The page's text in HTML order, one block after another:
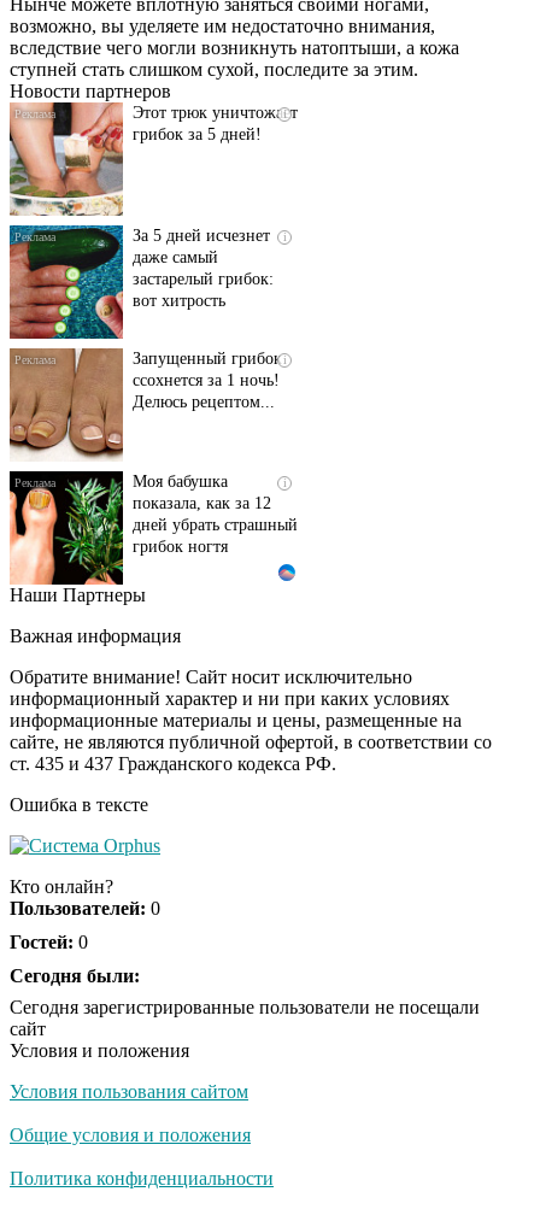
возможно, вы уделяете им недостаточно внимания,
вследствие чего могли возникнуть натоптыши, а кожа
ступней стать слишком сухой, последите за этим.
Новости партнеров
запущенный грибок
исчезнет с корнем,
если перед сном…
i
Этот трюк уничтожает
грибок за 5 дней!
i
За 5 дней исчезнет
даже самый
застарелый грибок:
вот хитрость
i
Запущенный грибок
ссохнется за 1 ночь!
Делюсь рецептом...
i
Моя бабушка
показала, как за 12
дней убрать страшный
грибок ногтя
Этот танец невесты
Пересмотрела 10 раз
i
Ролик длится пару
секунд, но вы будете в
шоке от увиденного
Ролик из Омска: вы
Ржу не переставая, это
не раз
Скрытая камера на
люди вытворяют, когда
Наши Партнеры
Важная информация
Обратите внимание! Сайт носит исключительно
информационный характер и ни при каких условиях
информационные материалы и цены, размещенные на
сайте, не являются публичной офертой, в соответствии со
ст. 435 и 437 Гражданского кодекса РФ.
Ошибка в тексте
Кто онлайн?
Пользователей: 0
Гостей: 0
Сегодня были:
Сегодня зарегистрированные пользователи не посещали
сайт
Условия и положения
Условия пользования сайтом
Общие условия и положения
Политика конфиденциальности